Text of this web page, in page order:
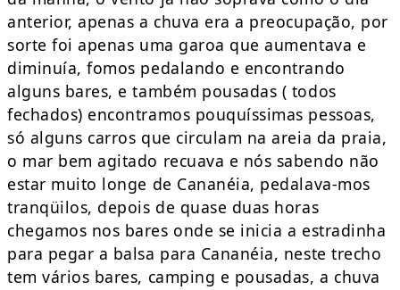
anterior, apenas a chuva era a preocupação, por
sorte foi apenas uma garoa que aumentava e
diminuía, fomos pedalando e encontrando
alguns bares, e também pousadas ( todos
fechados) encontramos pouquíssimas pessoas,
só alguns carros que circulam na areia da praia,
o mar bem agitado recuava e nós sabendo não
estar muito longe de Cananéia, pedalava-mos
tranqüilos, depois de quase duas horas
chegamos nos bares onde se inicia a estradinha
para pegar a balsa para Cananéia, neste trecho
tem vários bares, camping e pousadas, a chuva